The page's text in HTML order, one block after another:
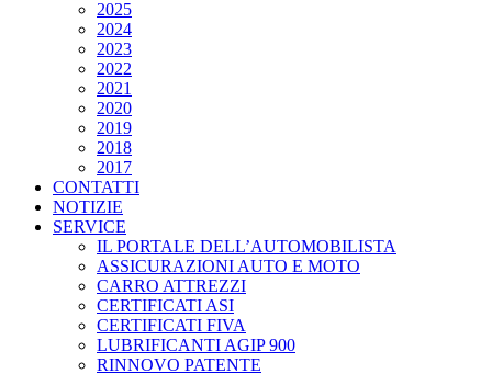
2025
2024
2023
2022
2021
2020
2019
2018
2017
CONTATTI
NOTIZIE
SERVICE
IL PORTALE DELL’AUTOMOBILISTA
ASSICURAZIONI AUTO E MOTO
CARRO ATTREZZI
CERTIFICATI ASI
CERTIFICATI FIVA
LUBRIFICANTI AGIP 900
RINNOVO PATENTE